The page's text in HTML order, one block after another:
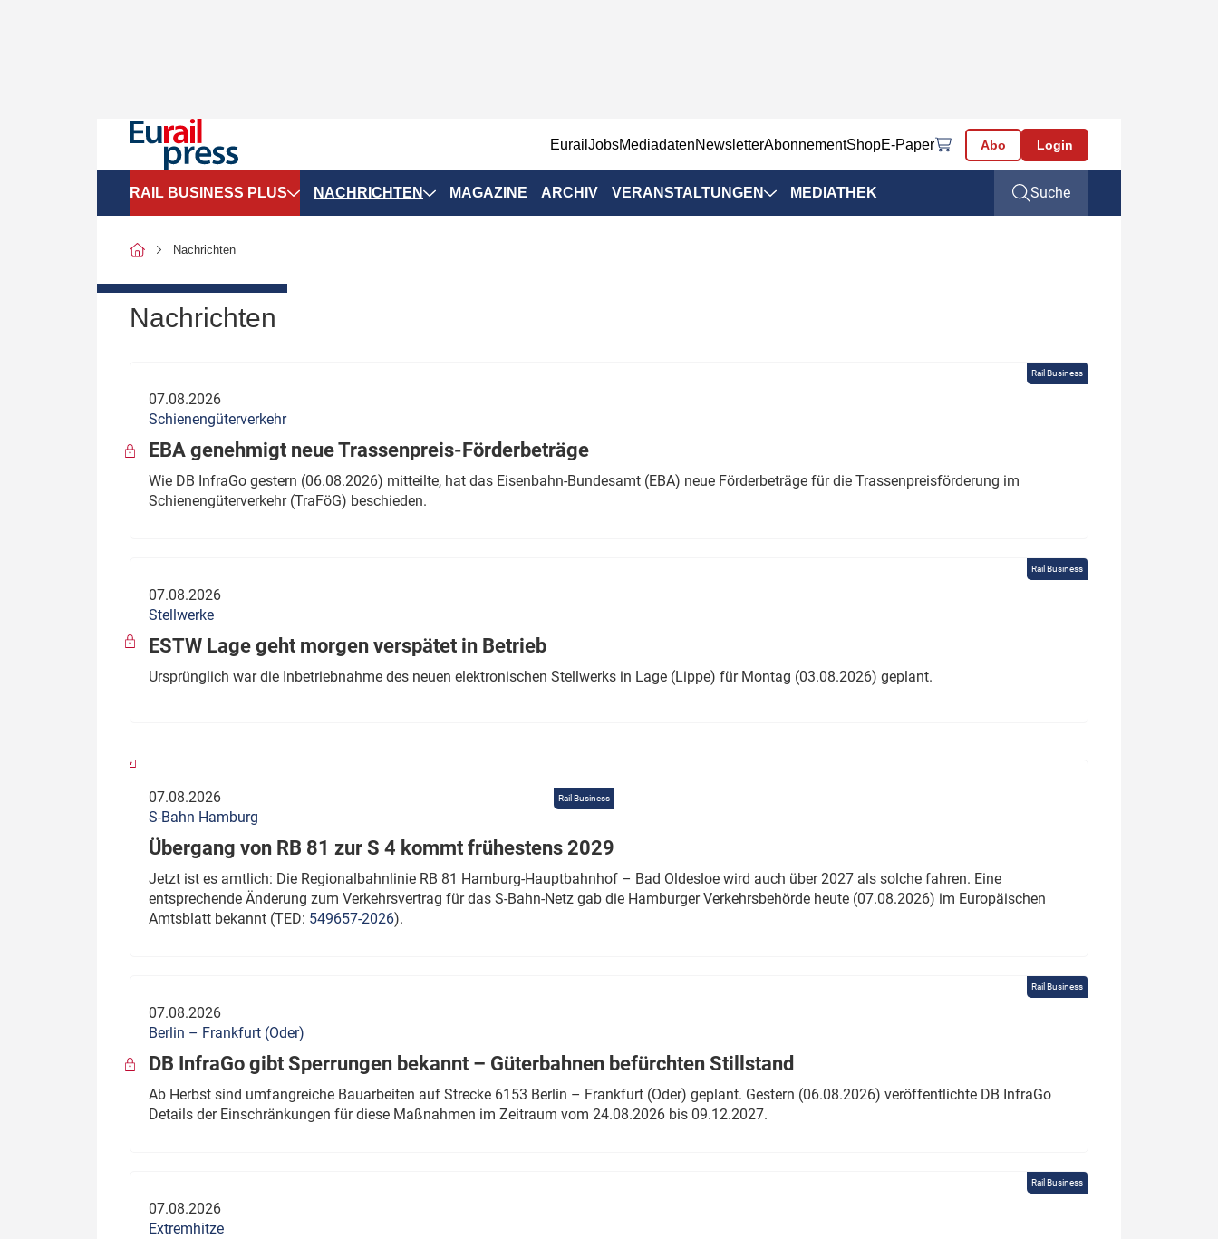
EurailJobsMediadatenNewsletterAbonnementShopE-Paper Abo Login
RAIL BUSINESS PLUS
SPNV-Marktdaten
Politik
Verbände: Wer spricht für
wen?
Thema des Monats
Dossier: Generalsanierung
Dossier: ETCS
NACHRICHTEN
Infrastruktur & Ausrüstung
ÖPNV
MAGAZINE ARCHIV VERANSTALTUNGEN MEDIATHEK Suche
Nachrichten
Nachrichten
Rail Business
07.08.2026
Schienengüterverkehr
EBA genehmigt neue Trassenpreis-Förderbeträge
Wie DB InfraGo gestern (06.08.2026) mitteilte, hat das Eisenbahn-Bundesamt (EBA) neue Förderbeträge für die Trassenpreisförderung im
Schienengüterverkehr (TraFöG) beschieden.
Rail Business
07.08.2026
Stellwerke
ESTW Lage geht morgen verspätet in Betrieb
Ursprünglich war die Inbetriebnahme des neuen elektronischen Stellwerks in Lage (Lippe) für Montag (03.08.2026) geplant.
Rail Business
07.08.2026
S-Bahn Hamburg
Übergang von RB 81 zur S 4 kommt frühestens 2029
Jetzt ist es amtlich: Die Regionalbahnlinie RB 81 Hamburg-Hauptbahnhof – Bad Oldesloe wird auch über 2027 als solche fahren. Eine
entsprechende Änderung zum Verkehrsvertrag für das S-Bahn-Netz gab die Hamburger Verkehrsbehörde heute (07.08.2026) im Europäischen
Amtsblatt bekannt (TED: 549657-2026).
Rail Business
07.08.2026
Berlin – Frankfurt (Oder)
DB InfraGo gibt Sperrungen bekannt – Güterbahnen befürchten Stillstand
Ab Herbst sind umfangreiche Bauarbeiten auf Strecke 6153 Berlin – Frankfurt (Oder) geplant. Gestern (06.08.2026) veröffentlichte DB InfraGo
Details der Einschränkungen für diese Maßnahmen im Zeitraum vom 24.08.2026 bis 09.12.2027.
Rail Business
07.08.2026
Extremhitze